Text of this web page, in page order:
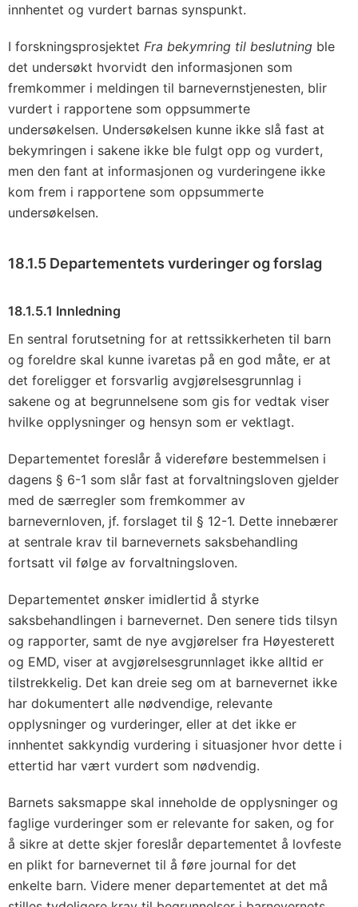
innhentet og vurdert barnas synspunkt.
I forskningsprosjektet Fra bekymring til beslutning ble
det undersøkt hvorvidt den informasjonen som
fremkommer i meldingen til barnevernstjenesten, blir
vurdert i rapportene som oppsummerte
undersøkelsen. Undersøkelsen kunne ikke slå fast at
bekymringen i sakene ikke ble fulgt opp og vurdert,
men den fant at informasjonen og vurderingene ikke
kom frem i rapportene som oppsummerte
undersøkelsen.
18.1.5 Departementets vurderinger og forslag
18.1.5.1 Innledning
En sentral forutsetning for at rettssikkerheten til barn
og foreldre skal kunne ivaretas på en god måte, er at
det foreligger et forsvarlig avgjørelsesgrunnlag i
sakene og at begrunnelsene som gis for vedtak viser
hvilke opplysninger og hensyn som er vektlagt.
Departementet foreslår å videreføre bestemmelsen i
dagens § 6-1 som slår fast at forvaltningsloven gjelder
med de særregler som fremkommer av
barnevernloven, jf. forslaget til § 12-1. Dette innebærer
at sentrale krav til barnevernets saksbehandling
fortsatt vil følge av forvaltningsloven.
Departementet ønsker imidlertid å styrke
saksbehandlingen i barnevernet. Den senere tids tilsyn
og rapporter, samt de nye avgjørelser fra Høyesterett
og EMD, viser at avgjørelsesgrunnlaget ikke alltid er
tilstrekkelig. Det kan dreie seg om at barnevernet ikke
har dokumentert alle nødvendige, relevante
opplysninger og vurderinger, eller at det ikke er
innhentet sakkyndig vurdering i situasjoner hvor dette i
ettertid har vært vurdert som nødvendig.
Barnets saksmappe skal inneholde de opplysninger og
faglige vurderinger som er relevante for saken, og for
å sikre at dette skjer foreslår departementet å lovfeste
en plikt for barnevernet til å føre journal for det
enkelte barn. Videre mener departementet at det må